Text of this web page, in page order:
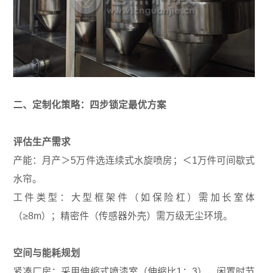
二、定制化策略：四步锁定最优方案
评估生产需求
产能：月产＞5万件选连续式水旋喷房；＜1万件可间歇式
水帘。
工件类型：大型框架件（如保险杠）需加长室体
（≥8m）；精密件（传感器外壳）需万级无尘环境。
空间与能耗规划